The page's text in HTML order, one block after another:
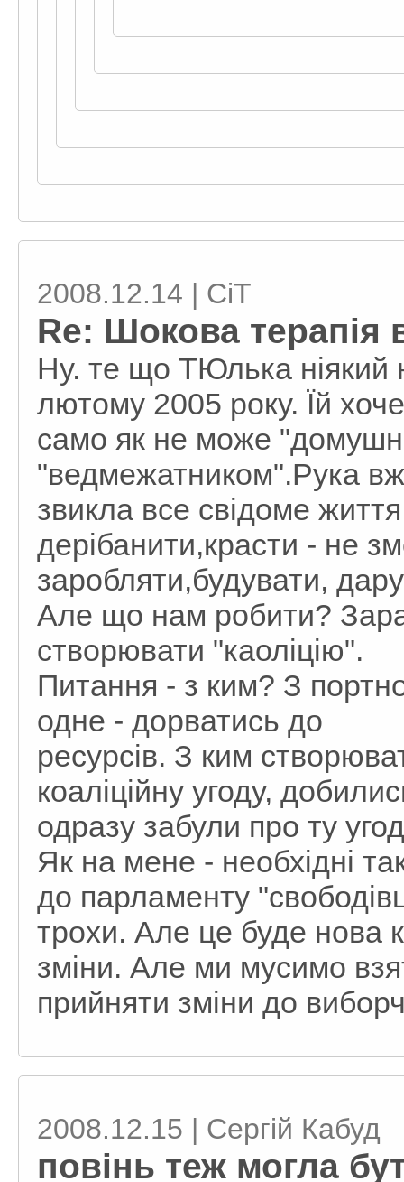
2008.12.14 | СiT
Re: Шокова терапія
Ну. те що ТЮлька ніякий
лютому 2005 року. Їй
само як не може
"ведмежатником".Рука
звикла все свідоме
дерібанити,красти - не
заробляти,будувати,
Але що нам робити?
створювати "каоліцію".
Питання - з ким? З
одне - дорватись до
ресурсів. З ким
коаліційну угоду,
одразу забули про ту
Як на мене - необхідні
до парламенту
трохи. Але це буде нова
зміни. Але ми мусимо
прийняти зміни до
2008.12.15 | Сергій Кабуд
повінь теж могла